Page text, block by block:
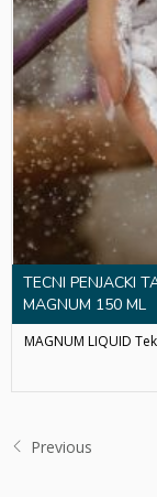
TECNI PENJACKI
MAGNUM 150 ML
MAGNUM LIQUID
Previous